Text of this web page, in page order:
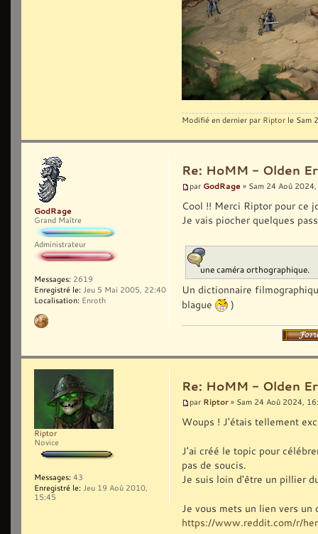
Modifié en dernier par Riptor le Sam
Re: HoMM - Olden
par GodRage » Sam 24 Aoû
Cool !! Merci Riptor pour ce
Je vais piocher quelques
une caméra orthographique.
Un dictionnaire
blague
)
GodRage
Grand Maître
Administrateur
Messages: 2619
Enregistré le: Jeu 5 Mai 2005, 22:40
Localisation: Enroth
Re: HoMM - Olden
par Riptor » Sam 24 Aoû 2024,
Woups ! J'étais tellement
J'ai créé le topic pour
pas de soucis.
Je suis loin d'être un pillier
Je vous mets un lien vers
https://www.reddit.com/r/
Riptor
Novice
Messages: 43
Enregistré le: Jeu 19 Aoû 2010,
15:45